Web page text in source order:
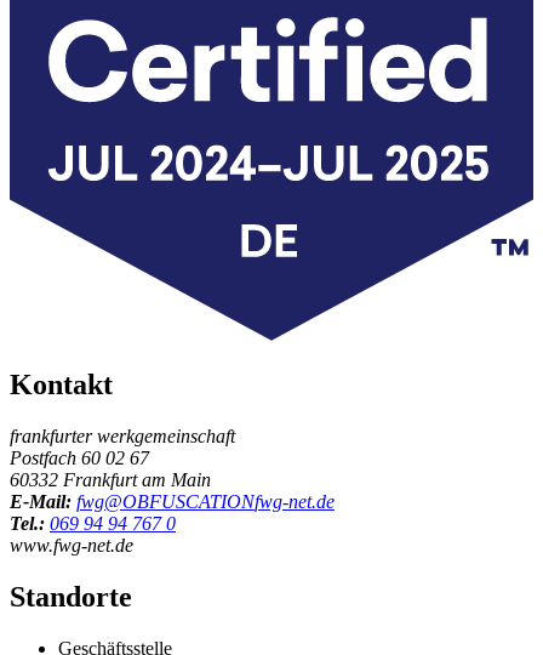
Kontakt
frankfurter werkgemeinschaft
Postfach 60 02 67
60332 Frankfurt am Main
E-Mail: fwg@OBFUSCATIONfwg-net.de
Tel.: 069 94 94 767 0
www.fwg-net.de
Standorte
Geschäftsstelle